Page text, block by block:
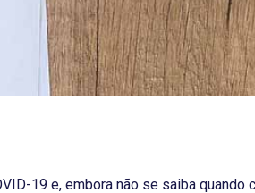
19 e, embora não se saiba quando